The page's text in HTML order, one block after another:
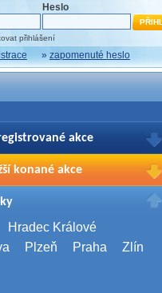
Heslo
přihlášení
» zapomenuté heslo
akce
Vašich registrací na akce
přihlašte.
konané akce
2026
Brno
Bootcamp 2026
Hradec Králové
Plzeň Praha Zlín